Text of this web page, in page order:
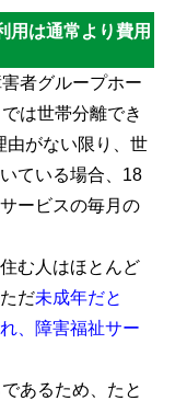
用は通常より費用
者グループホー
は世帯分離でき
由がない限り、世
ている場合、18
ービスの毎月の
む人はほとんど
だ未成年だと
、障害福祉サー
あるため、たと